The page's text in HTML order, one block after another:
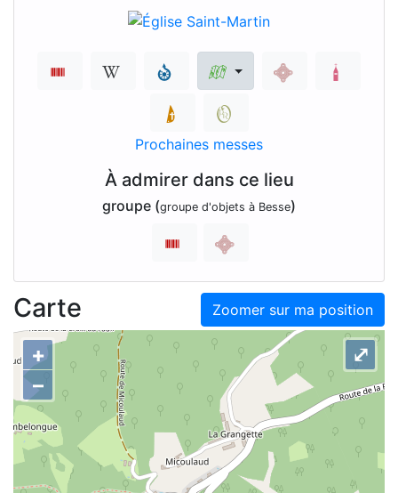
Prochaines messes
À admirer dans ce lieu
groupe (groupe d'objets à Besse)
Zoomer sur ma position
Carte
+
–
⤢